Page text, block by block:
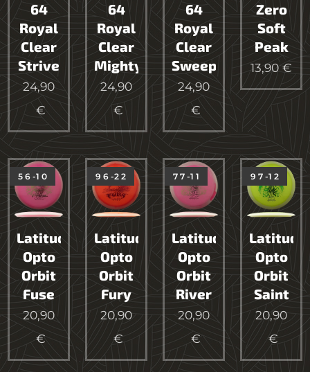
64
Royal
Clear
Strive
24,90
€
64
Royal
Clear
Mighty
24,90
€
64
Royal
Clear
Sweep
24,90
€
Zero
Soft
Peak
13,90€
Latitude64
Opto
Orbit
Fuse
5 6 -1 0
20,90
€
Latitude64
Opto
Orbit
Fury
9 6 -2 2
20,90
€
Latitude64
Opto
Orbit
River
7 7 -1 1
20,90
€
Opto
Orbit
Saint
9 7 -1 2
20,90
€